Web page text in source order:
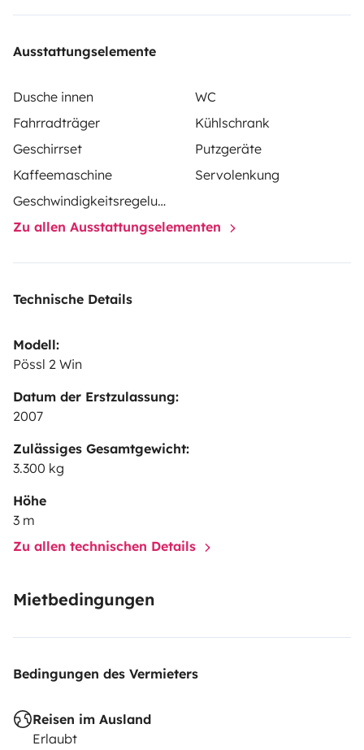
Ausstattungselemente
Dusche innen
WC
Fahrradträger
Kühlschrank
Geschirrset
Putzgeräte
Kaffeemaschine
Servolenkung
Geschwindigkeitsregelung
Zu allen Ausstattungselementen
Technische Details
Modell:
Pössl 2 Win
Datum der Erstzulassung:
2007
Zulässiges Gesamtgewicht:
3.300 kg
Höhe
3 m
Zu allen technischen Details
Mietbedingungen
Bedingungen des Vermieters
Reisen im Ausland
Erlaubt